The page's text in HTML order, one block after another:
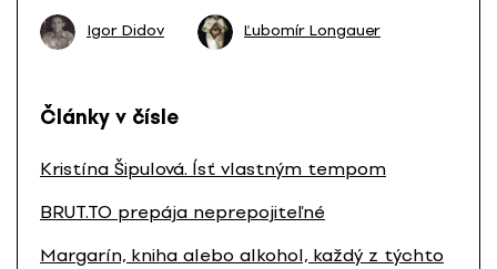
Igor Didov Ľubomír Longauer
Články v čísle
Kristína Šipulová. Ísť vlastným tempom
BRUT.TO prepája neprepojiteľné
Margarín, kniha alebo alkohol, každý z týchto